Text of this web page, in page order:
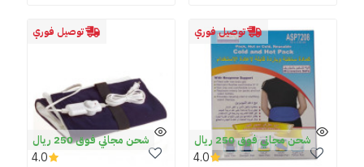
توصيل فوري
شحن مجاني فوق 250 ريال
4.0
توصيل فوري
شحن مجاني فوق 250 ريال
4.0